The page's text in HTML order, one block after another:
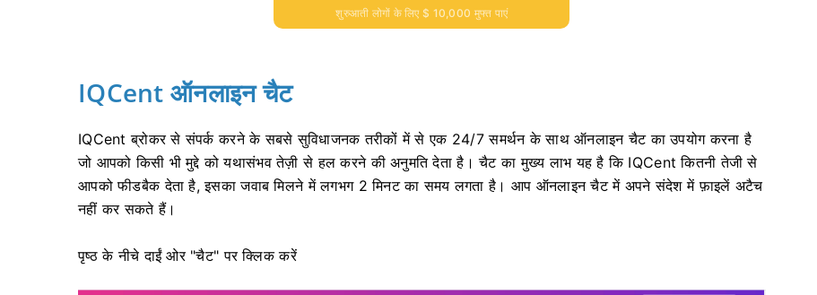
शुरुआती लोगों के लिए $ 10,000 मुफ्त पाएं
IQCent ऑनलाइन चैट
IQCent ब्रोकर से संपर्क करने के सबसे सुविधाजनक तरीकों में से एक 24/7 समर्थन के साथ ऑनलाइन चैट का उपयोग करना है
जो आपको किसी भी मुद्दे को यथासंभव तेज़ी से हल करने की अनुमति देता है।चैट का मुख्य लाभ यह है कि IQCent कितनी तेजी से
आपको फीडबैक देता है, इसका जवाब मिलने में लगभग 2 मिनट का समय लगता है। आप ऑनलाइन चैट में अपने संदेश में फ़ाइलें अटैच
नहीं कर सकते हैं।
पृष्ठ के नीचे दाईं ओर "चैट" पर क्लिक करें